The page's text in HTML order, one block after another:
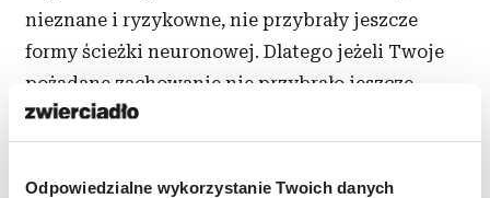
Odpowiedzialne wykorzystanie Twoich danych
nieznane i ryzykowne, nie przybrały jeszcze
formy ścieżki neuronowej. Dlatego jeżeli Twoje
pożądane zachowanie nie przybrało jeszcze
formy ścieżki neuronowej, musisz „ręcznie”
pokonywać dotychczasowe przyzwyczajenie. Im
częściej to robisz, tym szybciej nowa ścieżka